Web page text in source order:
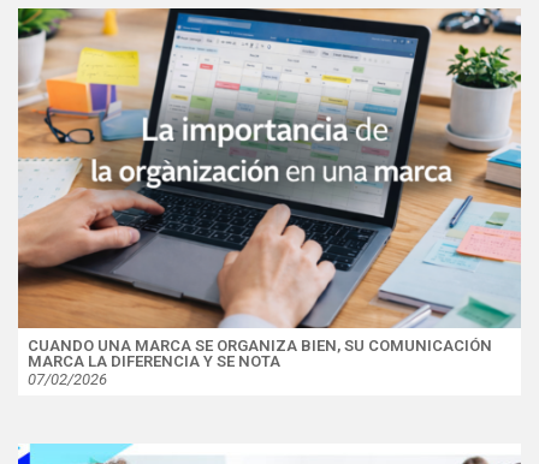
CUANDO UNA MARCA SE ORGANIZA BIEN, SU COMUNICACIÓN
MARCA LA DIFERENCIA Y SE NOTA
07/02/2026